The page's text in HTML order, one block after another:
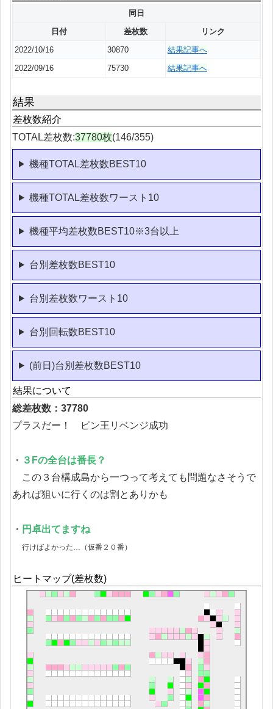
同日
日付
差枚数
リンク
2022/10/16
30870
結果記事へ
2022/09/16
75730 結果記事へ
結果
差枚数紹介
TOTAL差枚数:37780枚(146/355)
機種TOTAL差枚数BEST10
機種TOTAL差枚数ワースト10
機種平均差枚数BEST10※3台以上
台別差枚数BEST10
台別差枚数ワースト10
台別回転数BEST10
(前日)台別差枚数BEST10
結果について
総差枚数：37780
プラスだー！ ピン王リベンジ成功
・ ３Fの全台は番長？
この３台構成島から一つって考えても問題なさそうで
あれば狙いに行くのは割とありかも
・ 円卓出てますね
行けばよかった…（仮番２０番）
ヒートマップ(差枚数)